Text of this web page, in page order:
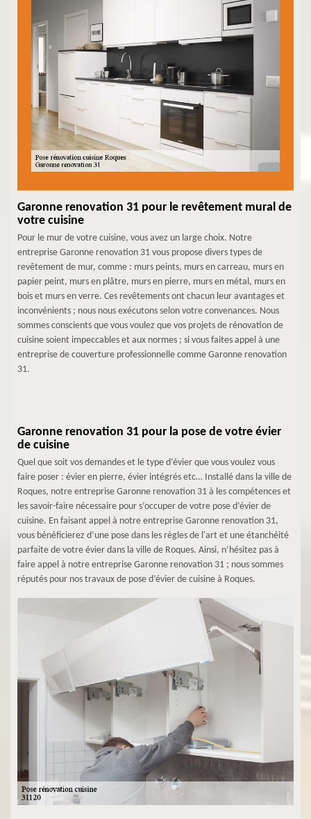
Garonne renovation 31 pour le revêtement mural de
votre cuisine
Pour le mur de votre cuisine, vous avez un large choix. Notre
entreprise Garonne renovation 31 vous propose divers types de
revêtement de mur, comme : murs peints, murs en carreau, murs en
papier peint, murs en plâtre, murs en pierre, murs en métal, murs en
bois et murs en verre. Ces revêtements ont chacun leur avantages et
inconvénients ; nous nous exécutons selon votre convenances. Nous
sommes conscients que vous voulez que vos projets de rénovation de
cuisine soient impeccables et aux normes ; si vous faites appel à une
entreprise de couverture professionnelle comme Garonne renovation
31.
Garonne renovation 31 pour la pose de votre évier
de cuisine
Quel que soit vos demandes et le type d’évier que vous voulez vous
faire poser : évier en pierre, évier intégrés etc… Installé dans la ville de
Roques, notre entreprise Garonne renovation 31 à les compétences et
les savoir-faire nécessaire pour s’occuper de votre pose d’évier de
cuisine. En faisant appel à notre entreprise Garonne renovation 31,
vous bénéficierez d’une pose dans les règles de l'art et une étanchéité
parfaite de votre évier dans la ville de Roques. Ainsi, n’hésitez pas à
faire appel à notre entreprise Garonne renovation 31 ; nous sommes
réputés pour nos travaux de pose d’évier de cuisine à Roques.